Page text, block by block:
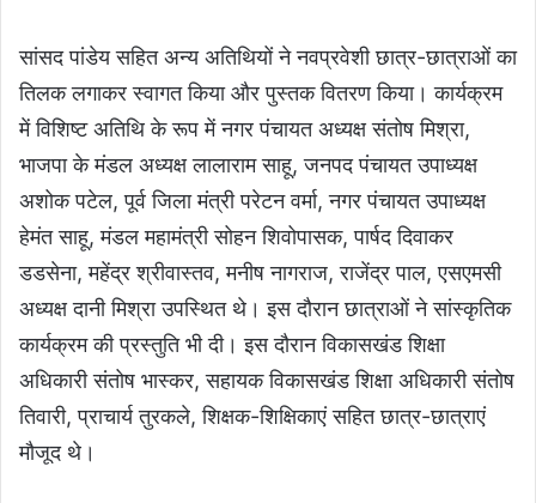
सांसद पांडेय सहित अन्य अतिथियों ने नवप्रवेशी छात्र-छात्राओं का
तिलक लगाकर स्वागत किया और पुस्तक वितरण किया। कार्यक्रम
में विशिष्ट अतिथि के रूप में नगर पंचायत अध्यक्ष संतोष मिश्रा,
भाजपा के मंडल अध्यक्ष लालाराम साहू, जनपद पंचायत उपाध्यक्ष
अशोक पटेल, पूर्व जिला मंत्री परेटन वर्मा, नगर पंचायत उपाध्यक्ष
हेमंत साहू, मंडल महामंत्री सोहन शिवोपासक, पार्षद दिवाकर
डडसेना, महेंद्र श्रीवास्तव, मनीष नागराज, राजेंद्र पाल, एसएमसी
अध्यक्ष दानी मिश्रा उपस्थित थे। इस दौरान छात्राओं ने सांस्कृतिक
कार्यक्रम की प्रस्तुति भी दी। इस दौरान विकासखंड शिक्षा
अधिकारी संतोष भास्कर, सहायक विकासखंड शिक्षा अधिकारी संतोष
तिवारी, प्राचार्य तुरकले, शिक्षक-शिक्षिकाएं सहित छात्र-छात्राएं
मौजूद थे।